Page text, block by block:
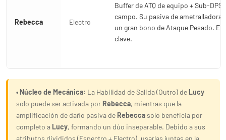
Rebecca Electro
Buffer de ATQ de equipo + Sub-DPS
campo. Su pasiva de ametralladora
un gran bono de Ataque Pesado.
clave.
• Núcleo de Mecánica: La Habilidad de Salida (Outro) de Lucy
solo puede ser activada por Rebecca, mientras que la
amplificación de daño pasiva de Rebecca solo beneficia por
completo a Lucy, formando un dúo inseparable. Debido a sus
atributos divididos (Espectro + Electro), usarlas juntas en la